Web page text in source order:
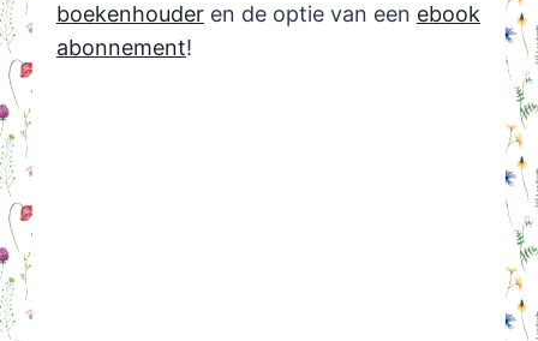
boekenhouderen de optie van een ebook
abonnement!